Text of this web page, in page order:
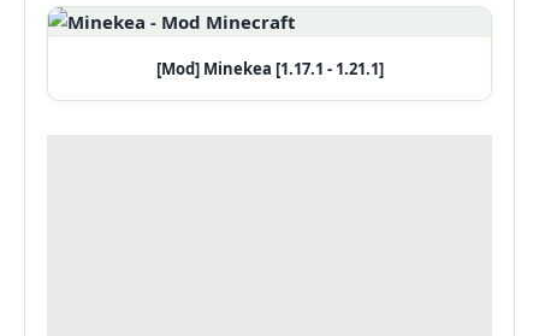
[Mod] Minekea [1.17.1 - 1.21.1]